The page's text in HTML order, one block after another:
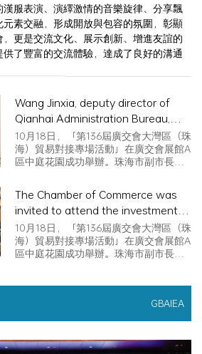
服表演、演繹激情的音樂旋律、分享飄
素交融，形成開放與包容的氛圍，彰顯
更是交流文化、展示創新、增進友誼的
了豐富的交流體驗，達成了良好的溝通
Wang Jinxia, deputy director of
Qianhai Administration Bureau,
visited the Chamber of Commerce
to discuss joint development
10月18日，「第136屆廣交會大灣區（珠
海）貿易對接專場活動」在廣交會展館A
區中庭花園成功舉辦。珠海市副市長…
The Chamber of Commerce was
invited to attend the investment
promotion meeting of key Fujian
and Guangdong enterprises in
Gansu and signed key cooperation
10月18日，「第136屆廣交會大灣區（珠
海）貿易對接專場活動」在廣交會展館A
區中庭花園成功舉辦。珠海市副市長…
GBAIEA